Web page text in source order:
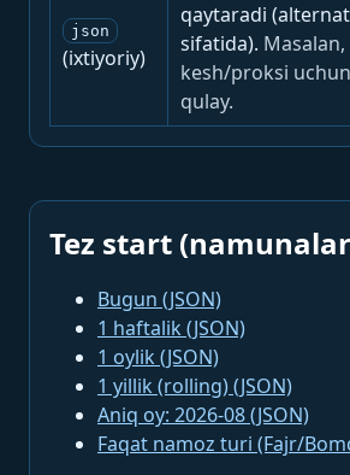
json
(ixtiyoriy)
qaytaradi
sifatida). Masalan,
kesh/proksi uchun
qulay.
Tez start
Bugun (JSON)
1 haftalik (JSON)
1 oylik (JSON)
1 yillik (rolling) (JSON)
Aniq oy: 2026-08 (JSON)
Faqat namoz turi (Fajr/